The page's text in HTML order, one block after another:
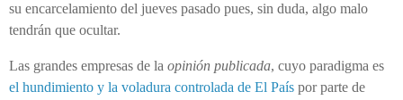
su encarcelamiento del jueves pasado pues, sin duda, algo malo
tendrán que ocultar.
Las grandes empresas de la opinión publicada, cuyo paradigma es
el hundimiento y la voladura controlada de El País por parte de